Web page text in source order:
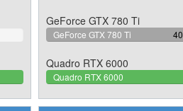
GeForce GTX 780 Ti
GeForce GTX 780 Ti
Quadro RTX 6000
Quadro RTX 6000